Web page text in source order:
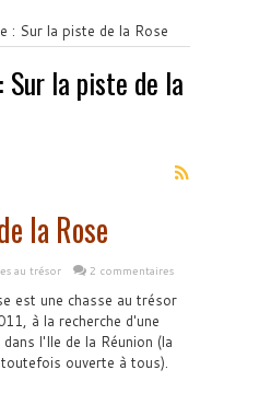
: Sur la piste de la Rose
Sur la piste de la
la Rose
au trésor 2 commentaires
est une chasse au trésor
à la recherche d'une
l'Ile de la Réunion (la
ouverte à tous).